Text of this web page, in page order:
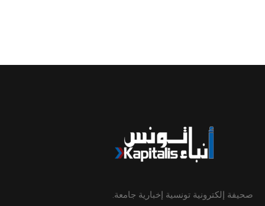
صحيفة إلكترونية تونسية إخبارية جامعة.